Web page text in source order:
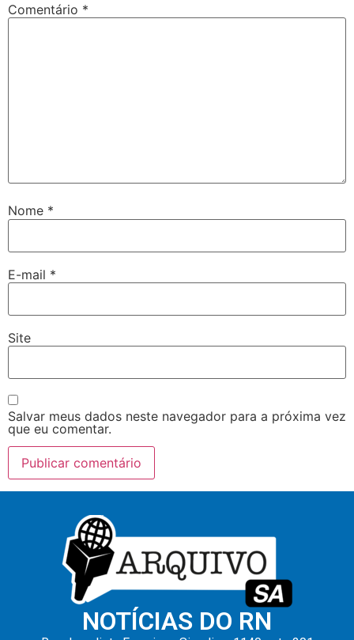
Comentário *
Nome *
E-mail *
Site
Salvar meus dados neste navegador para a próxima vez
que eu comentar.
NOTÍCIAS DO RN